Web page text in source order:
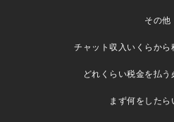
その他
チャット収入いくらから
どれくらい税金を払う
まず何をしたら